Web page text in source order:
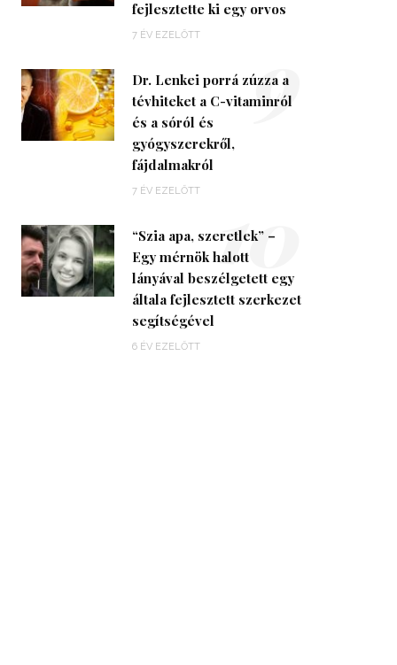
fejlesztette ki egy orvos
7 ÉV EZELŐTT
Dr. Lenkei porrá zúzza a
tévhiteket a C-vitaminról
és a sóról és
gyógyszerekről,
fájdalmakról
7 ÉV EZELŐTT
9
“Szia apa, szeretlek” –
Egy mérnök halott
lányával beszélgetett egy
általa fejlesztett szerkezet
segítségével
6 ÉV EZELŐTT
10